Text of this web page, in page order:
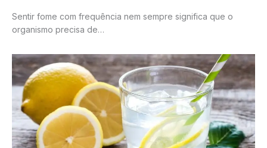
Sentir fome com frequência nem sempre significa que o
organismo precisa de…